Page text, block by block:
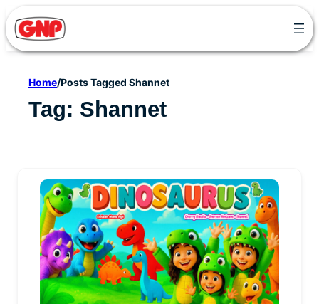
to
content
Home/Posts Tagged Shannet
Tag: Shannet